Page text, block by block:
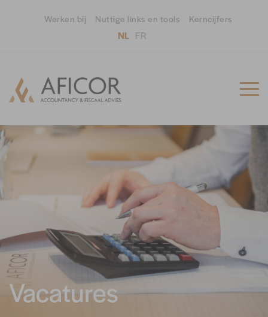
Werken bij Nuttige links en tools Kerncijfers
NL FR
Vacatures